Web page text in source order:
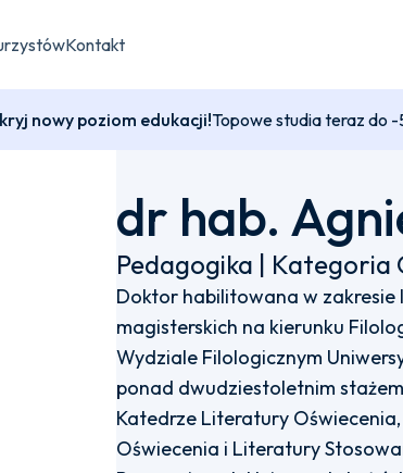
Kontakt
nowy poziom edukacji!Topowe studia teraz do -
dr hab.
Pedagogika | Kategoria
Doktor habilitowana w
magisterskich na kierunku
Wydziale Filologicznym
ponad dwudziestoletnim
Katedrze Literatury
Oświecenia i Literatury